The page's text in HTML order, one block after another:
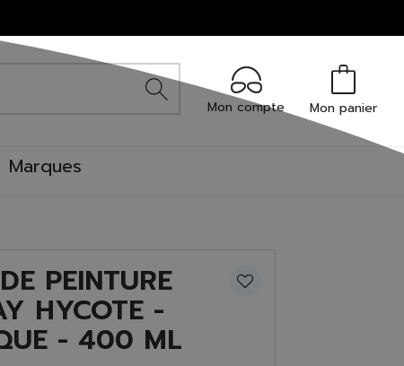
Mon compte Mon panier
Marques
PEINTURE
HYCOTE -
- 400 ML